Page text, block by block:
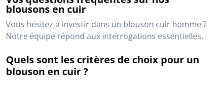
blousons en cuir
Vous hésitez à investir dans un blouson cuir homme ?
Notre équipe répond aux interrogations essentielles.
Quels sont les critères de choix pour un
blouson en cuir ?